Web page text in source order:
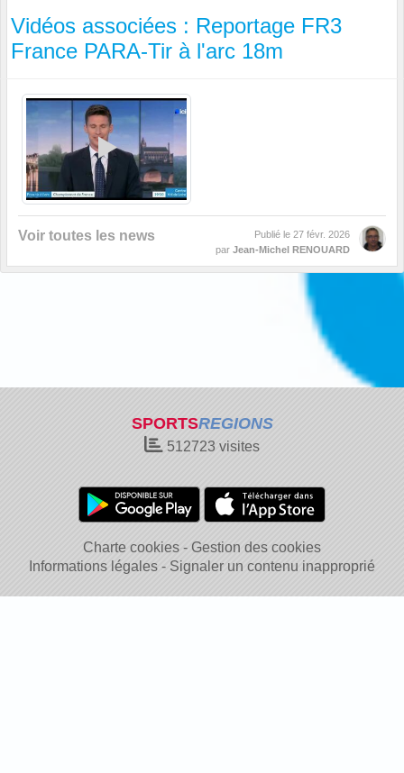
Vidéos associées : Reportage FR3
France PARA-Tir à l'arc 18m
Voir toutes les news Publié le 27 févr. 2026
par Jean-Michel RENOUARD
SPORTSREGIONS
512723 visites
Charte cookies
Gestion des cookies
Informations légales
Signaler un contenu inapproprié